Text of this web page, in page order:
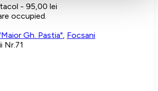
- 95,00 lei
occupied.
Gh. Pastia" Focsani
Nr.71